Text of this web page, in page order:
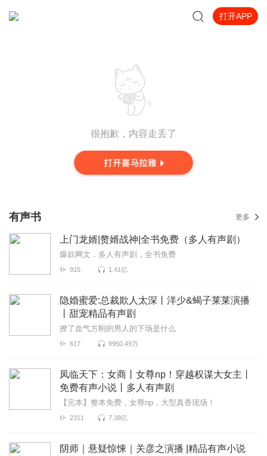
打开APP
很抱歉，内容走丢了
有声书 更多
上门龙婿|赘婿战神|全书免费（多人有声剧）
爆款网文，多人有声剧，全书免费
915 1.41亿
隐婚蜜爱:总裁欺人太深丨洋少&蝎子莱莱演播
丨甜宠精品有声剧
撩了血气方刚的男人的下场是什么
617 9950.49万
凤临天下：女商丨女尊np！穿越权谋大女主丨
免费有声小说丨多人有声剧
【完本】整本免费，女尊np，大型真香现场！
2311 7.38亿
阴师｜悬疑惊悚｜关彦之演播 |精品有声小说